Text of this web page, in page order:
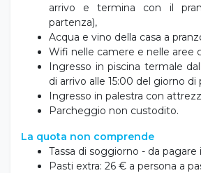
arrivo e termina con il
partenza),
Acqua e vino della casa a
Wifi nelle camere e nelle aree
Ingresso in piscina termale
di arrivo alle 15:00 del giorno di
Ingresso in palestra con
Parcheggio non custodito.
La quota non comprende
Tassa di soggiorno - da pagare
Pasti extra: 26 € a persona a